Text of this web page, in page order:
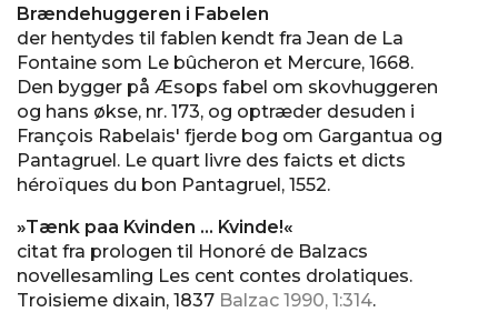
Brændehuggeren i Fabelen
der hentydes til fablen kendt fra Jean de La
Fontaine som Le bûcheron et Mercure, 1668.
Den bygger på Æsops fabel om skovhuggeren
og hans økse, nr. 173, og optræder desuden i
François Rabelais' fjerde bog om Gargantua og
Pantagruel. Le quart livre des faicts et dicts
héroïques du bon Pantagruel, 1552.
»Tænk paa Kvinden … Kvinde!«
citat fra prologen til Honoré de Balzacs
novellesamling Les cent contes drolatiques.
Troisieme dixain, 1837 Balzac 1990, 1:314.